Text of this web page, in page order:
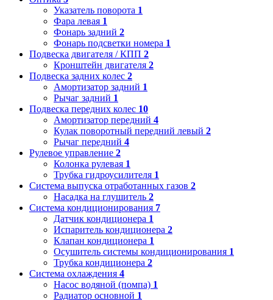
Указатель поворота 1
Фара левая 1
Фонарь задний 2
Фонарь подсветки номера 1
Подвеска двигателя / КПП 2
Кронштейн двигателя 2
Подвеска задних колес 2
Амортизатор задний 1
Рычаг задний 1
Подвеска передних колес 10
Амортизатор передний 4
Кулак поворотный передний левый 2
Рычаг передний 4
Рулевое управление 2
Колонка рулевая 1
Трубка гидроусилителя 1
Система выпуска отработанных газов 2
Насадка на глушитель 2
Система кондиционирования 7
Датчик кондиционера 1
Испаритель кондиционера 2
Клапан кондиционера 1
Осушитель системы кондиционирования 1
Трубка кондиционера 2
Система охлаждения 4
Насос водяной (помпа) 1
Радиатор основной 1